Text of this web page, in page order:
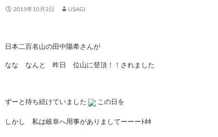
2015年10月2日 USAGI
日本二百名山の田中陽希さんが
なな なんと 昨日 位山に登頂！！されました
ずーと待ち続けていました この日を
しかし 私は岐阜へ用事がありましてーーーﾄﾎﾎ